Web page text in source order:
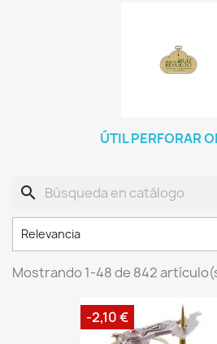
ÚTIL PERFORAR
search
Relevancia
Mostrando 1-48 de 842
-2,10 €